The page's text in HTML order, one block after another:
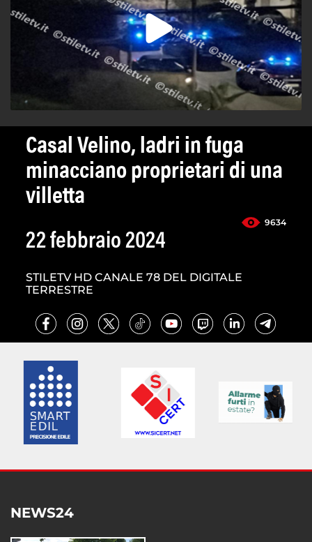
Casal Velino, ladri in fuga
minacciano proprietari di una
villetta
9634
22 febbraio 2024
STILETV HD CANALE 78 DEL DIGITALE
TERRESTRE
NEWS24